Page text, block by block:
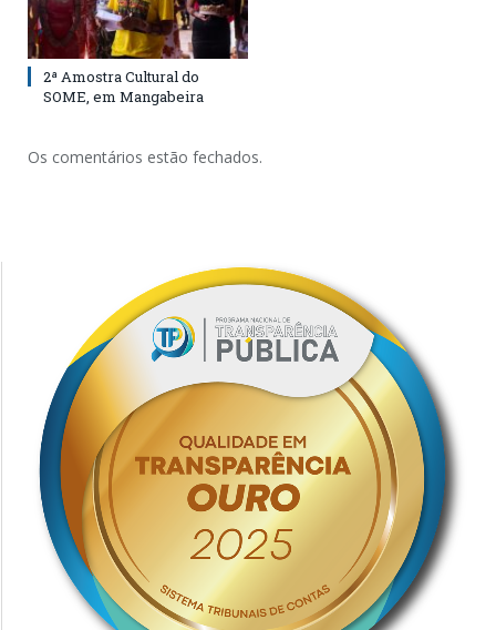
2ª Amostra Cultural do
SOME, em Mangabeira
Os comentários estão fechados.